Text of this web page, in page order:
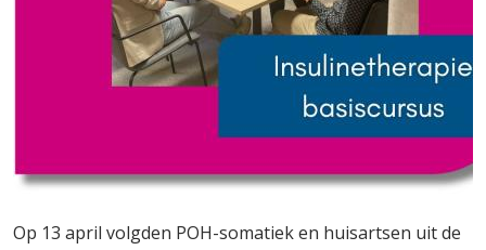
Op 13 april volgden POH-somatiek en huisartsen uit de